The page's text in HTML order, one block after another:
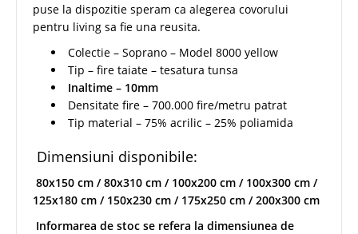
puse la dispozitie speram ca alegerea covorului
pentru living sa fie una reusita.
Colectie – Soprano – Model 8000 yellow
Tip – fire taiate – tesatura tunsa
Inaltime – 10mm
Densitate fire – 700.000 fire/metru patrat
Tip material – 75% acrilic – 25% poliamida
Dimensiuni disponibile:
80x150 cm / 80x310 cm / 100x200 cm / 100x300 cm /
125x180 cm / 150x230 cm / 175x250 cm / 200x300 cm
Informarea de stoc se refera la dimensiunea de